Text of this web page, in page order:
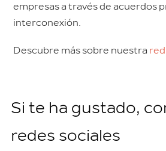
empresas a través de acuerdos
interconexión.
Descubre más sobre nuestra red
Si te ha gustado,
redes sociales